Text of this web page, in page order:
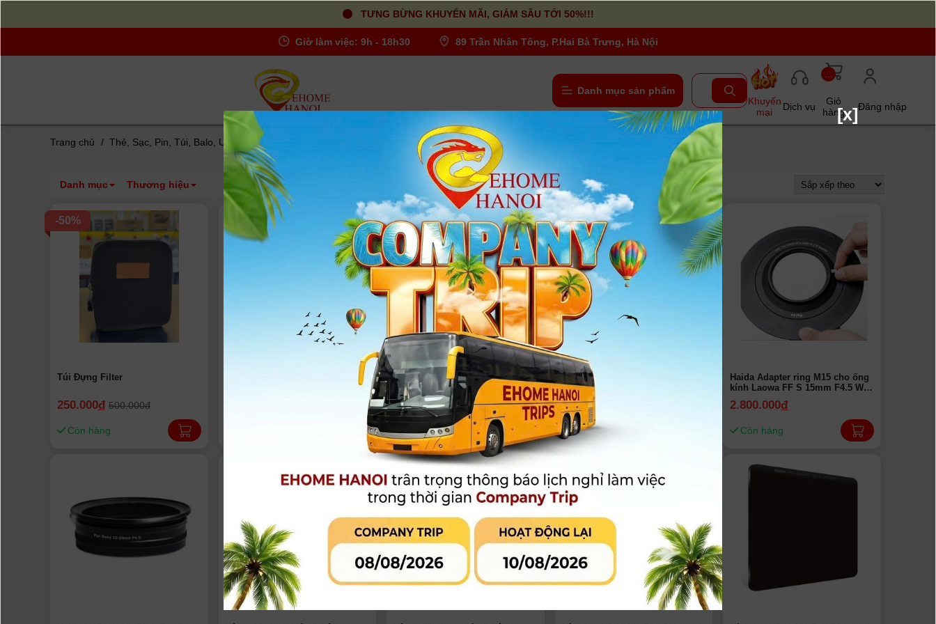
TƯNG BỪNG KHUYẾN MÃI, GIẢM SÂU TỚI 50%!!!
Giờ làm việc: 9h - 18h30 89 Trần Nhân Tông, P.Hai Bà Trưng, Hà Nội
Danh mục sản phẩm
Khuyến
mại
Dịch vụ
Giỏ
hàng
Đăng nhập
Trang chủ / Thẻ, Sạc, Pin, Túi, Balo, UV-Filters...
Danh mục Thương hiệu
-50%
Túi Đựng Filter
250.000đ 500.000đ
Còn hàng
Kính lọc Haida M15 Magnetic Nd
1.8 (64X) Nano coating HD4361 |
Chính hãng
4.800.000đ
Còn hàng
Kính lọc CPL Haida magnetic
nano dùng cho Holder M15
HD4365 | Chính hãng
5.280.000
Còn hàng
Haida Adapter ring M15 cho ống
kính Laowa FF S 15mm F4.5 W-
Dreamer HD4623 | Chính hãng
2.800.000đ
Còn hàng
[x]